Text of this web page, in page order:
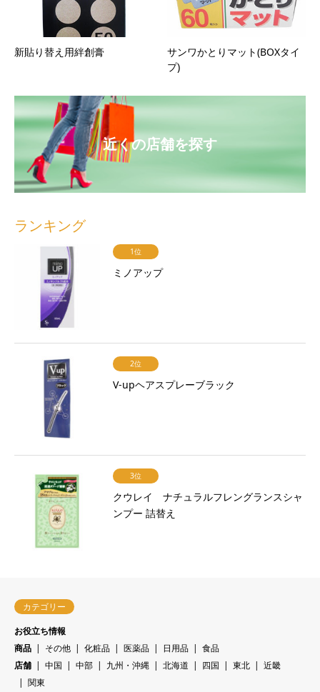
新貼り替え用絆創膏
サンワかとりマット(BOXタイ
プ)
近くの店舗を探す
ランキング
1位
ミノアップ
2位
V-upヘアスプレーブラック
3位
クウレイ ナチュラルフレングランスシャ
ンプー 詰替え
カテゴリー
お役立ち情報
商品
その他 化粧品 医薬品 日用品
食品
店舗
中国 中部 九州・沖縄 北海道 四国 東北
近畿
関東